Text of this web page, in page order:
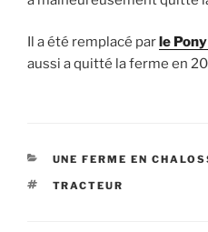
Il a été remplacé parle
aussi a quitté la ferme en
CATÉGORIES
UNE FERME EN
ÉTIQUETTES
TRACTEUR